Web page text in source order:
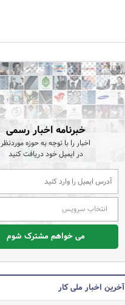
خبرنامه اخبار رسمی
اخبار را با توجه به حوزه موردنظر
در ایمیل خود دریافت کنید
انتخاب سرویس
می خواهم مشترک شوم
آخرین اخبار ملی کار